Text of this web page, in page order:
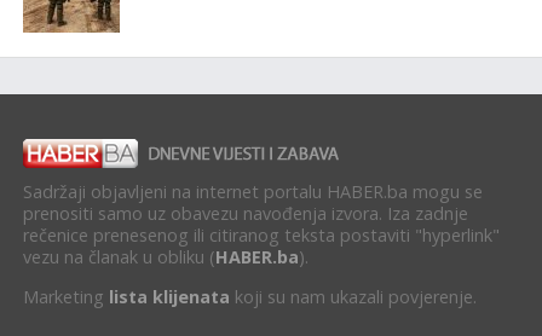
Sadržaji objavljeni na internet portalu HABER.ba mogu se
prenositi samo uz obavezu navođenja izvora. Iza zadnje
rečenice prenesenog ili citiranog teksta postaviti "hyperlink"
vezu na članak u obliku (HABER.ba).
Marketing lista klijenata koji su nam ukazali povjerenje.